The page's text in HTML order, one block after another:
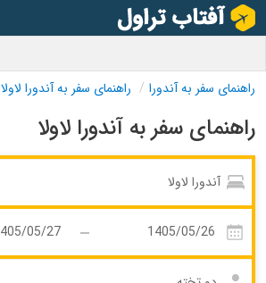
راهنمای سفر به آندورا راهنمای سفر به آندورا لاولا
راهنمای سفر به آندورا لاولا